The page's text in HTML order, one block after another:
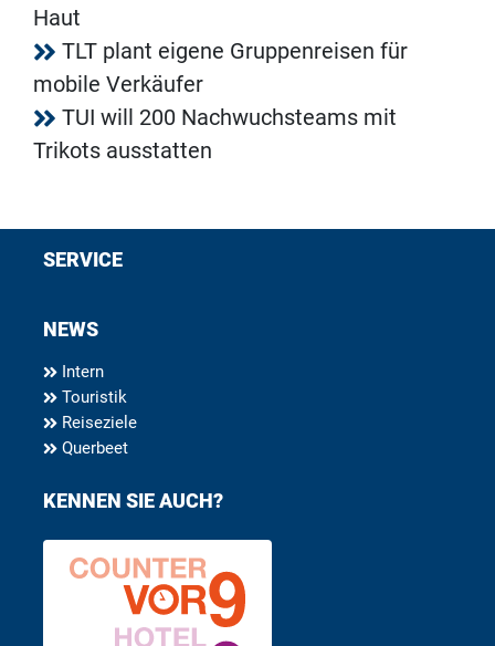
Haut
TLT plant eigene Gruppenreisen für
mobile Verkäufer
TUI will 200 Nachwuchsteams mit
Trikots ausstatten
SERVICE
NEWS
Intern
Touristik
Reiseziele
Querbeet
KENNEN SIE AUCH?